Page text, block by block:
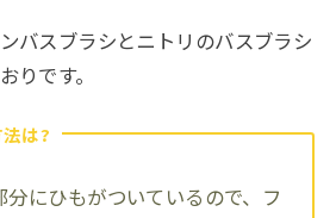
バスブラシとニトリのバスブラシ
りです。
は?
分にひもがついているので、フ